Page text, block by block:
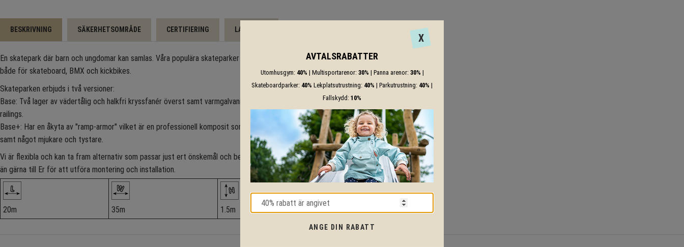
BESKRIVNING SÄKERHETSOMRÅDE CERTIFIERING LADDA NER
En skatepark där barn och ungdomar kan samlas. Våra populära skateparker är mångsidiga och passar
både för skateboard, BMX och kickbikes.
Skateparken erbjuds i två versioner:
Base: Två lager av vädertålig och halkfri kryssfanér överst samt varmgalvaniserat stål i skenor och
railings.
Base+: Har en åkyta av "ramp-armor" vilket är en professionell komposit som ger ett förhöjt åkvärde
samt något mjukare och tystare.
Vi är flexibla och kan ta fram alternativ som passar just ert önskemål och behov och vi kommer mer
än gärna till Er för att utföra montering och installation.
20m 35m 1.5m
X
AVTALSRABATTER
Utomhusgym: 40% | Multisportarenor: 30% | Panna arenor: 30% |
Skateboardparker: 40% Lekplatsutrustning: 40% | Parkutrustning: 40% |
Fallskydd: 10%
ANGE DIN RABATT